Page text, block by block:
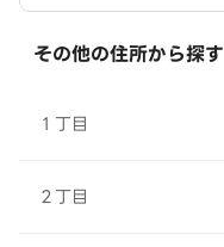
その他の住所から探す
１丁目
２丁目